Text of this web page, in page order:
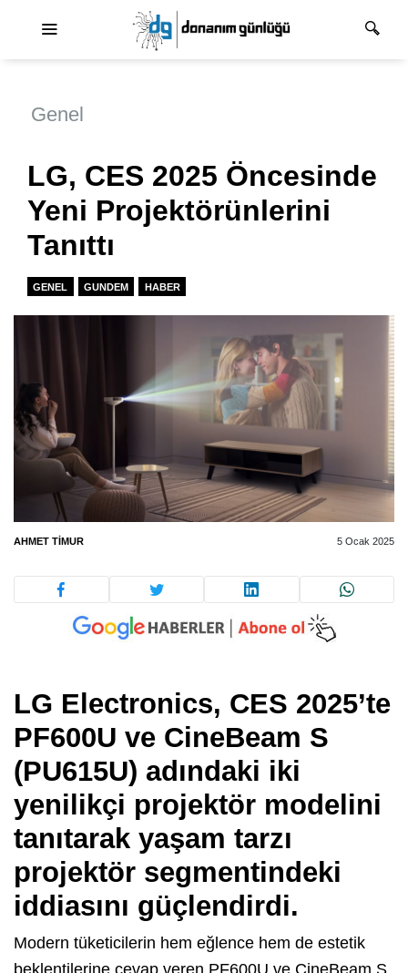
Genel
LG, CES 2025 Öncesinde
Yeni Projektörünlerini
Tanıttı
GENEL GUNDEM HABER
AHMET TIMUR 5 Ocak 2025
LG Electronics, CES 2025’te
PF600U ve CineBeam S
(PU615U) adındaki iki
yenilikçi projektör modelini
tanıtarak yaşam tarzı
projektör segmentindeki
iddiasını güçlendirdi.
Modern tüketicilerin hem eğlence hem de estetik
beklentilerine cevap veren PF600U ve CineBeam S